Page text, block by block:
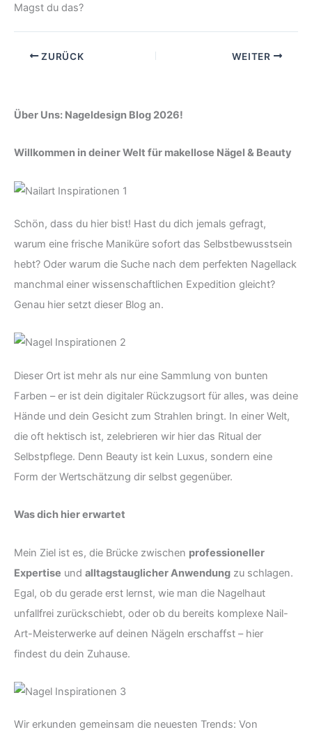
Magst du das?
ZURÜCK WEITER
Über Uns: Nageldesign Blog 2026!
Willkommen in deiner Welt für makellose Nägel & Beauty
Schön, dass du hier bist! Hast du dich jemals gefragt,
warum eine frische Maniküre sofort das Selbstbewusstsein
hebt? Oder warum die Suche nach dem perfekten Nagellack
manchmal einer wissenschaftlichen Expedition gleicht?
Genau hier setzt dieser Blog an.
Dieser Ort ist mehr als nur eine Sammlung von bunten
Farben – er ist dein digitaler Rückzugsort für alles, was deine
Hände und dein Gesicht zum Strahlen bringt. In einer Welt,
die oft hektisch ist, zelebrieren wir hier das Ritual der
Selbstpflege. Denn Beauty ist kein Luxus, sondern eine
Form der Wertschätzung dir selbst gegenüber.
Was dich hier erwartet
Mein Ziel ist es, die Brücke zwischen professioneller
Expertise und alltagstauglicher Anwendung zu schlagen.
Egal, ob du gerade erst lernst, wie man die Nagelhaut
unfallfrei zurückschiebt, oder ob du bereits komplexe Nail-
Art-Meisterwerke auf deinen Nägeln erschaffst – hier
findest du dein Zuhause.
Wir erkunden gemeinsam die neuesten Trends: Von